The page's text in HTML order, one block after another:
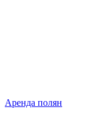
Аренда полян